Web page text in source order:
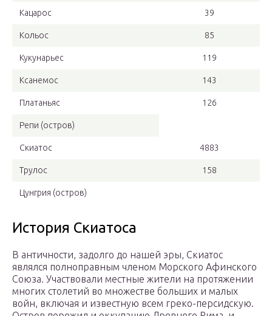
Кацарос 39
Кольос 85
Кукунарьес 119
Ксанемос 143
Платаньяс 126
Репи (остров)
Скиатос 4883
Трулос 158
Цунгрия (остров)
История Скиатоса
В античности, задолго до нашей эры, Скиатос
являлся полноправным членом Морского Афинского
Союза. Участвовали местные жители на протяжении
многих столетий во множестве больших и малых
войн, включая и известную всем греко-персидскую.